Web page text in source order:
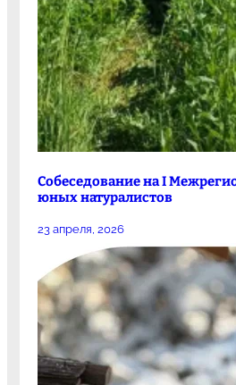
Собеседование на I
юных натуралистов
23 апреля, 2026